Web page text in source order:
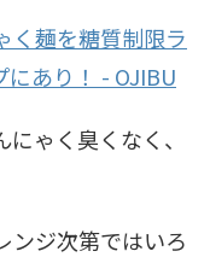
く麺を糖質制限ラ
あり！ - OJIBU
ゃく臭くなく、
ンジ次第ではいろ